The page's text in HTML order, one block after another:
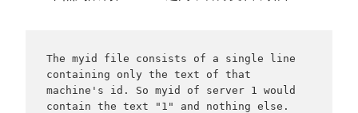
The myid file consists of a single line
containing only the text of that
machine's id. So myid of server 1 would
contain the text "1" and nothing else.